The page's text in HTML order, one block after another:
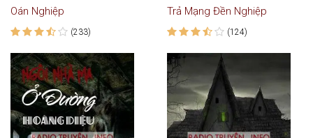
Oán Nghiệp
(233)
Trả Mạng Đền Nghiệp
(124)